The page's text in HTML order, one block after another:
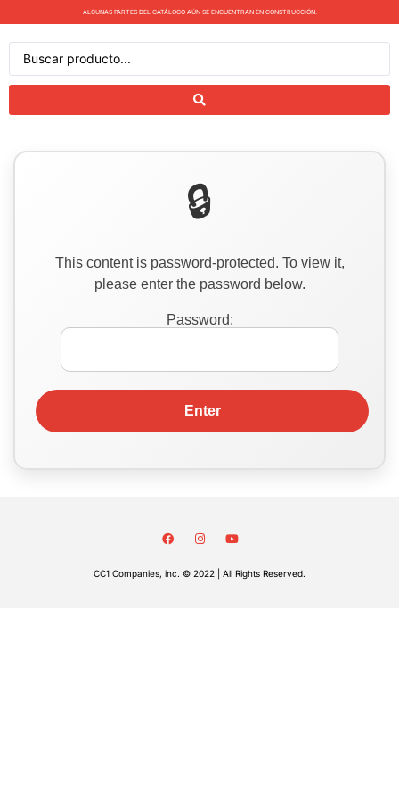
ALGUNAS PARTES DEL CATÁLOGO AÚN SE ENCUENTRAN EN CONSTRUCCIÓN.
This content is password-protected. To view it,
please enter the password below.
Password:
CC1 Companies, inc. © 2022 | All Rights Reserved.